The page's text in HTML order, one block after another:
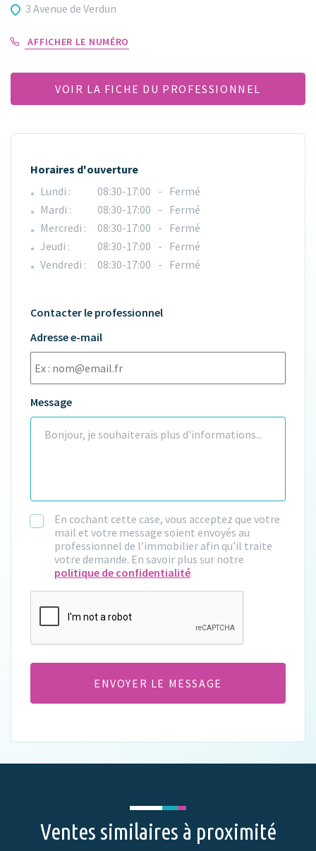
3 Avenue de Verdun
AFFICHER LE NUMÉRO
VOIR LA FICHE DU PROFESSIONNEL
Horaires d'ouverture
Lundi :
08:30-17:00 - Fermé
Mardi :
08:30-17:00 - Fermé
Mercredi :
08:30-17:00 - Fermé
Jeudi :
08:30-17:00 - Fermé
Vendredi :
08:30-17:00 - Fermé
Contacter le professionnel
Adresse e-mail
Message
En cochant cette case, vous acceptez que votre
mail et votre message soient envoyés au
professionnel de l’immobilier afin qu’il traite
votre demande. En savoir plus sur notre
politique de confidentialité.
CAPTCHA
Ventes similaires à proximité